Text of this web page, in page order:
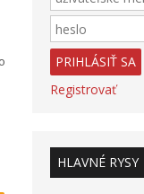
Registrovať
HLAVNÉ RYSY